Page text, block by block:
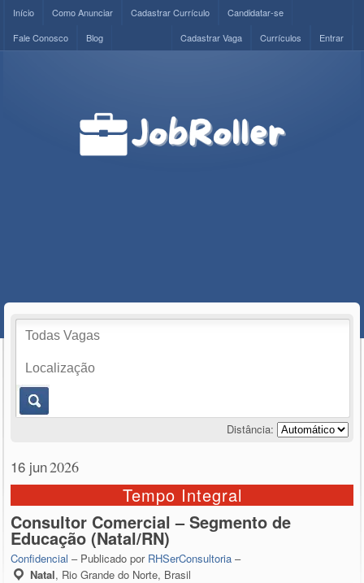
Início Como Anunciar Cadastrar Currículo
Candidatar-se
Fale Conosco
Blog Entrar
Currículos
Cadastrar Vaga
Distância:
16 jun2026
Tempo Integral
Consultor Comercial – Segmento de
Educação (Natal/RN)
Confidencial – Publicado por RHSerConsultoria –
Natal, Rio Grande do Norte, Brasil